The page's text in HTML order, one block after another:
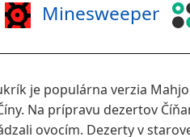
Minesweeper
je populárna verzia
Na prípravu dezertov
ovocím. Dezerty v